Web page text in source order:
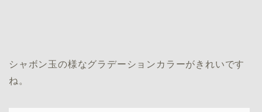
シャボン玉の様なグラデーションカラーがきれいです
ね。